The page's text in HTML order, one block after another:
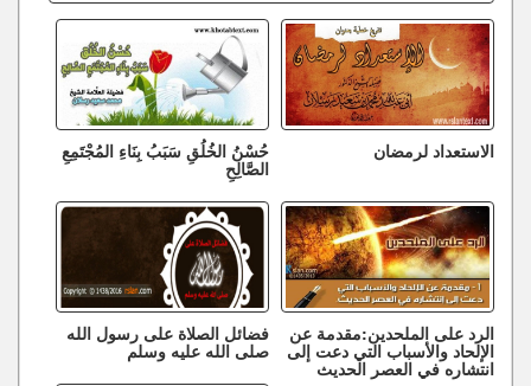
الاستعداد لرمضان حُسْنُ الخُلُقِ سَبَبُ بِنَاءِ المُجْتَمِعِ
الصَّالِحِ
الرد على الملحدين:مقدمة عن
الإلحاد والأسباب التي دعت إلى
انتشاره في العصر الحديث
فضائل الصلاة على رسول الله
صلى الله عليه وسلم